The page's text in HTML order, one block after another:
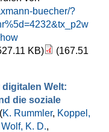
buecher/?
KB)
(167.51
Welt:
die soziale
K. Rummler, Koppel,
Wolf, K. D.,